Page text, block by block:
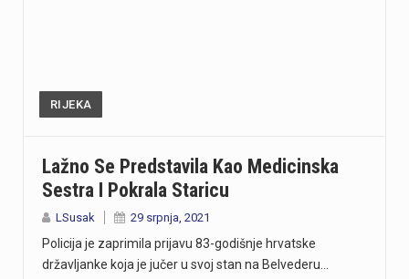
RIJEKA
Lažno Se Predstavila Kao Medicinska
Sestra I Pokrala Staricu
LSusak 29 srpnja, 2021
Policija je zaprimila prijavu 83-godišnje hrvatske
državljanke koja je jučer u svoj stan na Belvederu…